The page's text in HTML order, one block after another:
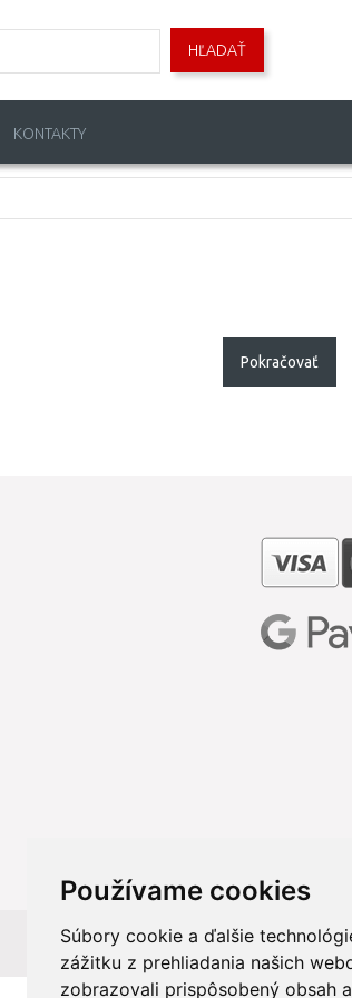
Používame cookies
Súbory cookie a ďalšie
zážitku z prehliadania našich
zobrazovali prispôsobený obsah
HĽADAŤ
KONTAKTY
Pokračovať